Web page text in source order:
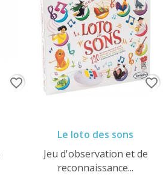
favorite_border
Le loto des sons
Jeu d'observation et de
reconnaissance...
favorite_border